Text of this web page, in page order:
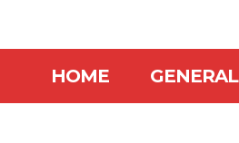
HOME GENERAL